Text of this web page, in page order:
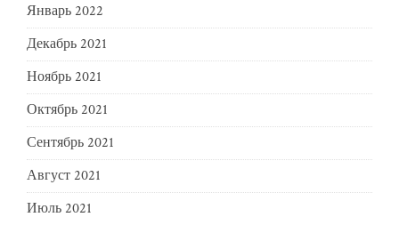
Январь 2022
Декабрь 2021
Ноябрь 2021
Октябрь 2021
Сентябрь 2021
Август 2021
Июль 2021